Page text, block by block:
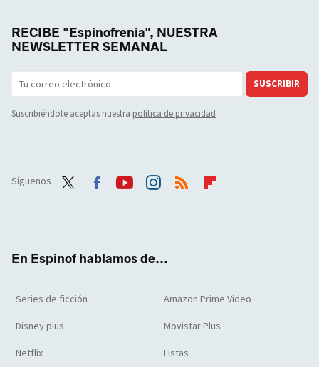
RECIBE "Espinofrenia", NUESTRA
NEWSLETTER SEMANAL
SUSCRIBIR
Suscribiéndote aceptas nuestra política de privacidad
Síguenos
En Espinof hablamos de...
Series de ficción Amazon Prime Video
Disney plus Movistar Plus
Netflix Listas